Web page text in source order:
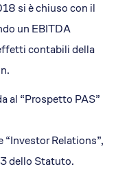
si è chiuso con il
un EBITDA
contabili della
al “Prospetto PAS”
“Investor Relations”,
dello Statuto.